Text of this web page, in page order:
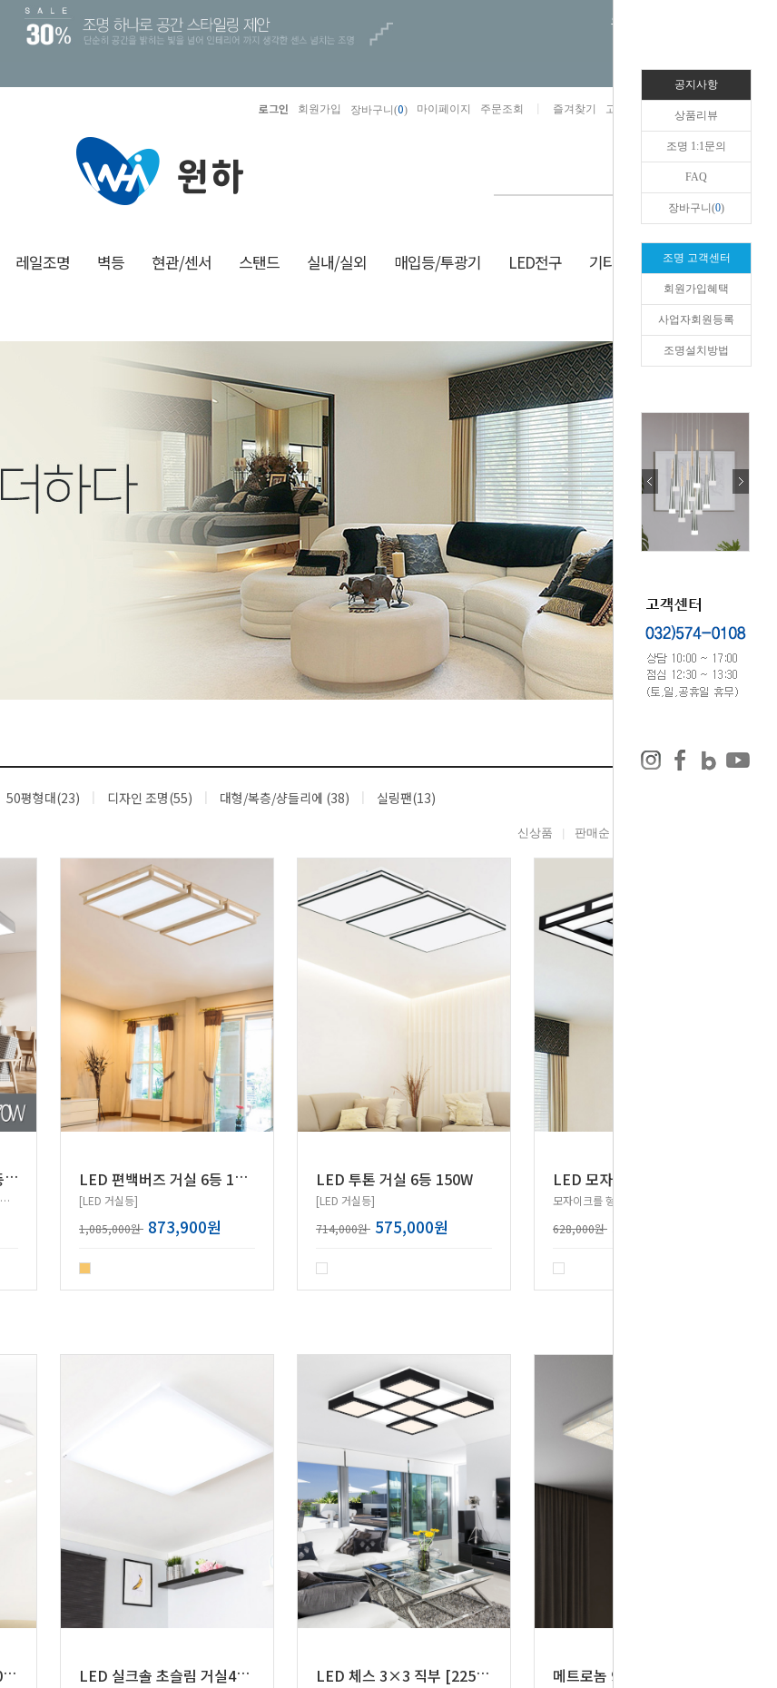
오늘하루 열지않음
로그인 회원가입 장바구니(0) 마이페이지 주문조회 즐겨찾기 고객센터 카카오톡채널/상담
레일조명 벽등 현관/센서 스탠드 실내/실외 매입등/투광기 LED전구 기타/잡화 생활/건강
> 거실등>40평형대
50평형대(23) 디자인 조명(55) 대형/복층/샹들리에 (38) 실링팬(13)
신상품 판매순
L
ED 플래티넘 사각 거실등 170W 삼성칩
혼합색으로 따뜻하게 공간을 채워주는 거실조명!
L
ED 편백버즈 거실 6등 150W
[LED 거실등]
1,085,000원 873,900원
LED 투톤 거실 6등 150W
[LED 거실등]
714,000원 575,000원
LED 모자이크 거실 150W
628,000원
L
ED 사카라 거실 6등[180W] L
ED 실크솔 초슬림 거실4등 110W L
ED 체스 3×3 직부 [225W]
공지사항
상품리뷰
조명 1:1문의
FAQ
장바구니(0)
조명 고객센터
회원가입혜택
사업자회원등록
조명설치방법